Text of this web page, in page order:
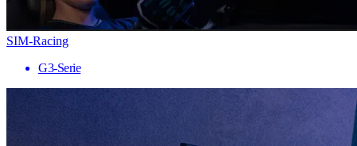
SIM-Racing
G3-Serie